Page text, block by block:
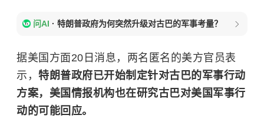
问AI · 特朗普政府为何突然升级对古巴的军事考量？
据美国方面20日消息，两名匿名的美方官员表
示， 特朗普政府已开始制定针对古巴的军事行动
方案，美国情报机构也在研究古巴对美国军事行
动的可能回应。